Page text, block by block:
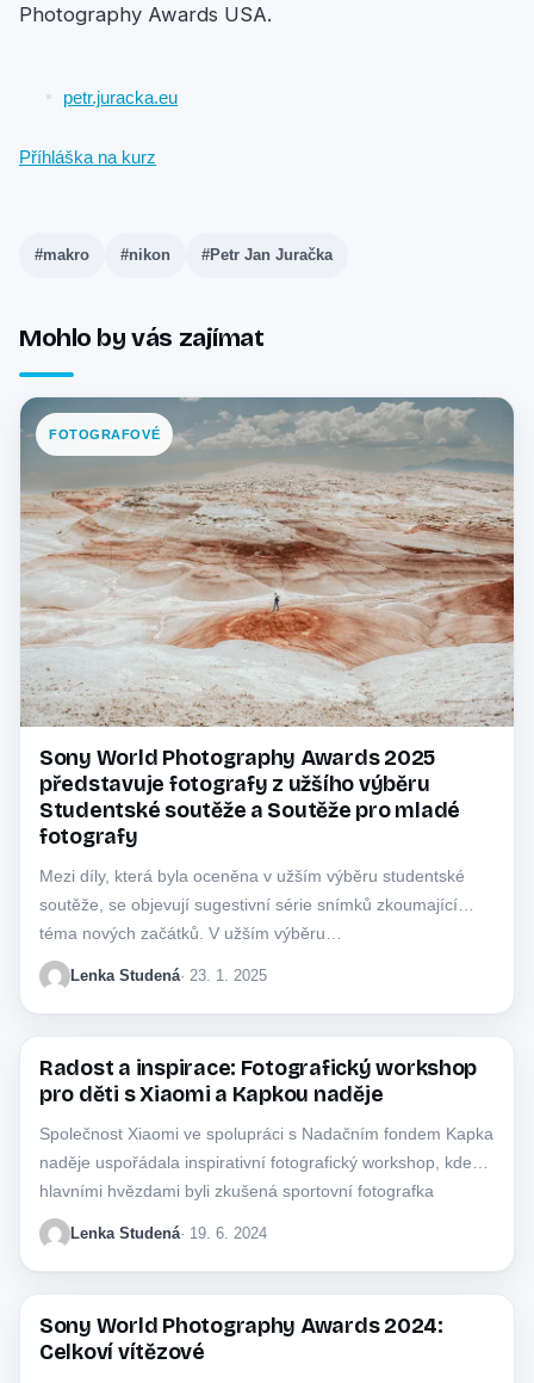
Photography Awards USA.
petr.juracka.eu
Příhláška na kurz
#makro #nikon #Petr Jan Juračka
Mohlo by vás zajímat
FOTOGRAFOVÉ
Sony World Photography Awards 2025
představuje fotografy z užšího výběru
Studentské soutěže a Soutěže pro mladé
fotografy
Mezi díly, která byla oceněna v užším výběru studentské
soutěže, se objevují sugestivní série snímků zkoumající
téma nových začátků. V užším výběru…
Lenka Studená· 23. 1. 2025
FOTOGRAFOVÉ
Radost a inspirace: Fotografický workshop
pro děti s Xiaomi a Kapkou naděje
Společnost Xiaomi ve spolupráci s Nadačním fondem Kapka
naděje uspořádala inspirativní fotografický workshop, kde
hlavními hvězdami byli zkušená sportovní fotografka
Barbora Reichová…
Lenka Studená· 19. 6. 2024
FOTOGRAFOVÉ
Sony World Photography Awards 2024:
Celkoví vítězové